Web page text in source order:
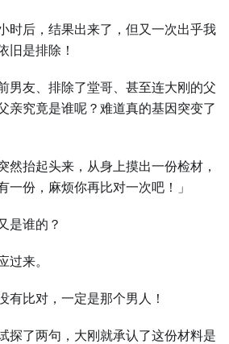
时后，结果出来了，但又⼀次出乎我
旧是排除！
男友、排除了堂哥、甚至连⼤刚的父
亲究竟是谁呢？难道真的基因突变了
然抬起头来，从身上摸出⼀份检材，
⼀份，麻烦你再比对⼀次吧！」
是谁的？
过来。
有比对，⼀定是那个男⼈！
探了两句，⼤刚就承认了这份材料是